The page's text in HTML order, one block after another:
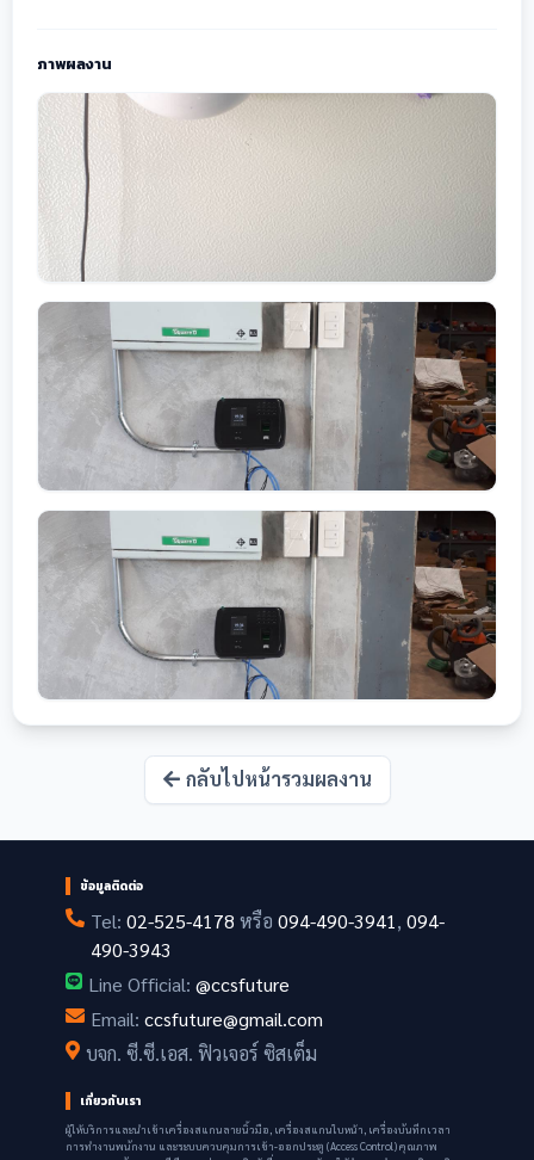
ภาพผลงาน
กลับไปหน้ารวมผลงาน
ข้อมูลติดต่อ
Tel: 02-525-4178 หรือ 094-490-3941 , 094-
490-3943
Line Official: @ccsfuture
Email: ccsfuture@gmail.com
บจก. ซี.ซี.เอส. ฟิวเจอร์ ซิสเต็ม
เกี่ยวกับเรา
ผู้ให้บริการและนำเข้าเครื่องสแกนลายนิ้วมือ, เครื่องสแกนใบหน้า, เครื่องบันทึกเวลา
การทำงานพนักงาน และระบบควบคุมการเข้า-ออกประตู (Access Control) คุณภาพ